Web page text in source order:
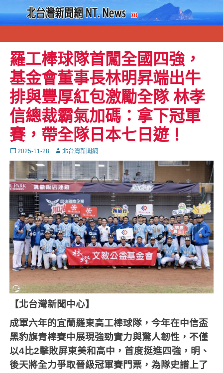
羅工棒球隊首闖全國四強，
基金會董事長林明昇端出牛
排與豐厚紅包激勵全隊 林孝
信總裁霸氣加碼：拿下冠軍
賽，帶全隊日本七日遊！
Posted
on
2025-11-28 Autor北台灣新聞網
【北台灣新聞中心】
成軍六年的宜蘭羅東高工棒球隊，今年在中信盃
黑豹旗青棒賽中展現強勁實力與驚人韌性，不僅
以4比2擊敗屏東美和高中，首度挺進四強，明、
後天將全力爭取晉級冠軍賽門票，為隊史譜上了